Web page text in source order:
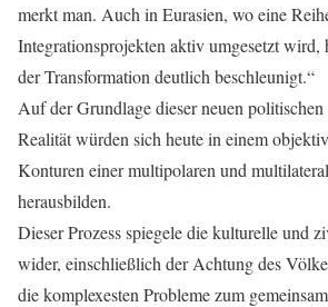
merkt man. Auch in Eurasien, wo eine
Integrationsprojekten aktiv umgesetzt wird,
der Transformation deutlich beschleunigt.“
Auf der Grundlage dieser neuen
Realität würden sich heute in einem
Konturen einer multipolaren und
herausbilden.
Dieser Prozess spiegele die kulturelle und
wider, einschließlich der Achtung des
die komplexesten Probleme zum